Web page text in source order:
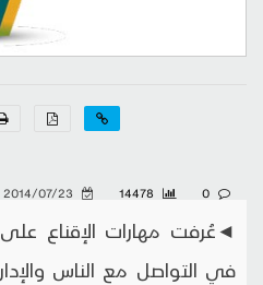
◄عُرفت مهارات الإقناع
في التواصل مع الناس